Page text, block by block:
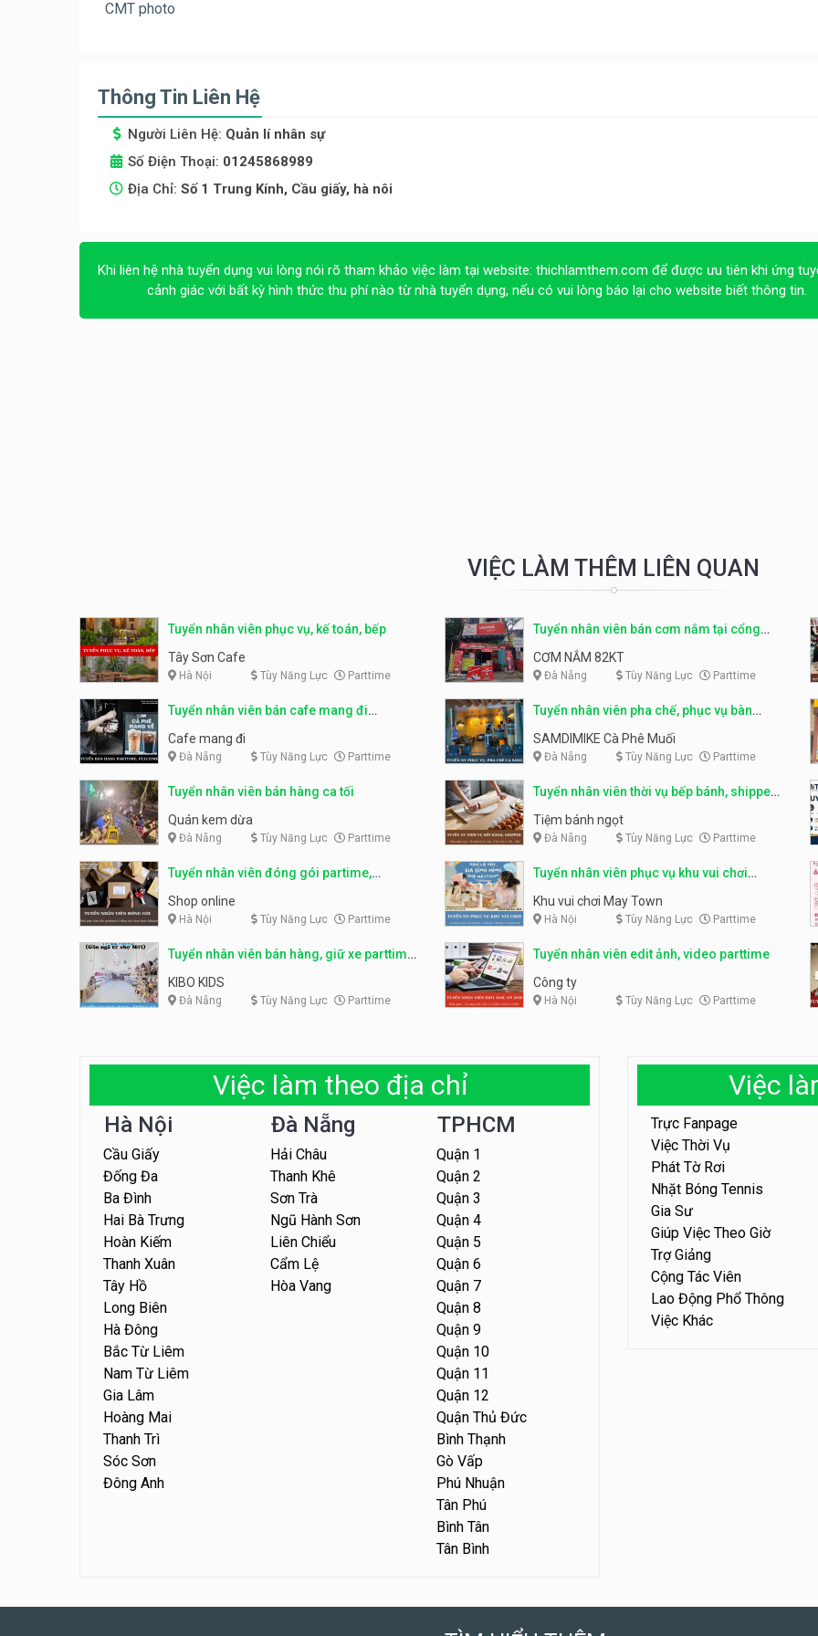
CMT photo
Thông Tin Liên Hệ
Người Liên Hệ: Quản lí nhân sự
Số Điện Thoại: 01245868989
Địa Chỉ: Số 1 Trung Kính, Cầu giấy, hà nôi
Khi liên hệ nhà tuyển dụng vui lòng nói rõ tham khảo việc làm tại website: thichlamthem.com để được ưu tiên khi ứng
cảnh giác với bất kỳ hình thức thu phí nào từ nhà tuyển dụng, nếu có vui lòng báo lại cho website biết thông tin.
VIỆC LÀM THÊM LIÊN QUAN
Tuyển nhân viên phục vụ, kế toán, bếp
Tây Sơn Cafe
Hà Nội Tùy Năng Lực Parttime
Tuyển nhân viên bán cơm nắm tại cổng
trường
CƠM NẮM 82KT
Đà Nẵng Tùy Năng Lực Parttime
Tuyển nhân viên bán cafe mang đi
parttime, fulltime
Cafe mang đi
Đà Nẵng Tùy Năng Lực Parttime
Tuyển nhân viên pha chế, phục vụ bàn
parttime
SAMDIMIKE Cà Phê Muối
Đà Nẵng Tùy Năng Lực Parttime
Tuyển nhân viên bán hàng ca tối
Quán kem dừa
Đà Nẵng Tùy Năng Lực Parttime
Tuyển nhân viên thời vụ bếp bánh, shipper
parttime
Tiệm bánh ngọt
Đà Nẵng Tùy Năng Lực Parttime
Tuyển nhân viên đóng gói partime,
fulltime
Shop online
Hà Nội Tùy Năng Lực Parttime
Tuyển nhân viên phục vụ khu vui chơi
parttime linh động
Khu vui chơi May Town
Hà Nội Tùy Năng Lực Parttime
Tuyển nhân viên bán hàng, giữ xe parttime
– Kibo Kid
KIBO KIDS
Đà Nẵng Tùy Năng Lực Parttime
Tuyển nhân viên edit ảnh, video parttime
Công ty
Hà Nội Tùy Năng Lực Parttime
Việc làm theo địa chỉ
Hà Nội
Cầu Giấy
Đống Đa
Ba Đình
Hai Bà Trưng
Hoàn Kiếm
Thanh Xuân
Tây Hồ
Long Biên
Hà Đông
Bắc Từ Liêm
Nam Từ Liêm
Gia Lâm
Hoàng Mai
Thanh Trì
Sóc Sơn
Đông Anh
Đà Nẵng
Hải Châu
Thanh Khê
Sơn Trà
Ngũ Hành Sơn
Liên Chiểu
Cẩm Lệ
Hòa Vang
TPHCM
Quận 1
Quận 2
Quận 3
Quận 4
Quận 5
Quận 6
Quận 7
Quận 8
Quận 9
Quận 10
Quận 11
Quận 12
Quận Thủ Đức
Bình Thạnh
Gò Vấp
Phú Nhuận
Tân Phú
Bình Tân
Tân Bình
Việc
Trực Fanpage
Việc Thời Vụ
Phát Tờ Rơi
Nhặt Bóng Tennis
Gia Sư
Giúp Việc Theo Giờ
Trợ Giảng
Cộng Tác Viên
Lao Động Phổ Thông
Việc Khác